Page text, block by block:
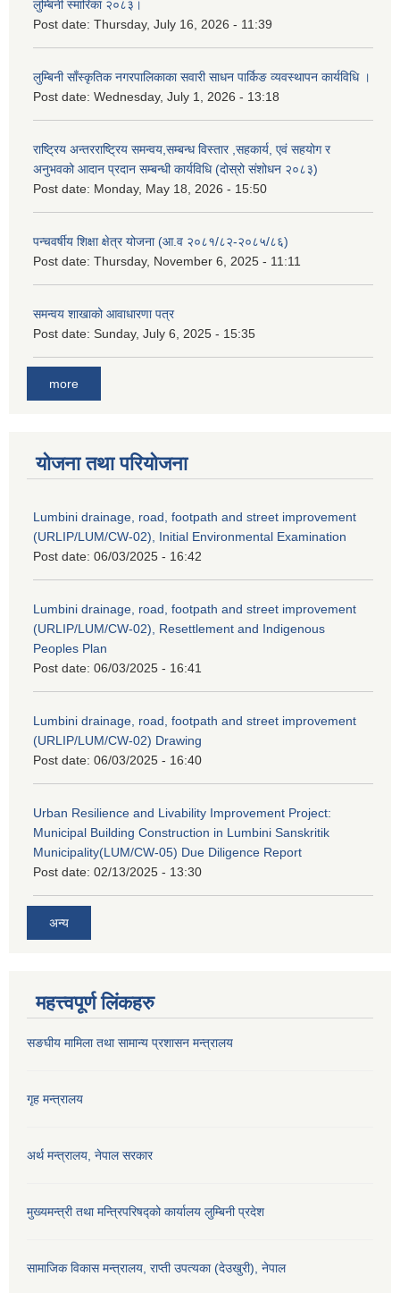
लुम्बिनी स्मारिका २०८३।
Post date: Thursday, July 16, 2026 - 11:39
लुम्बिनी साँस्कृतिक नगरपालिकाका सवारी साधन पार्किङ व्यवस्थापन कार्यविधि ।
Post date: Wednesday, July 1, 2026 - 13:18
राष्ट्रिय अन्तरराष्ट्रिय समन्वय,सम्बन्ध विस्तार ,सहकार्य, एवं सहयोग र
अनुभवको आदान प्रदान सम्बन्धी कार्यविधि (दोस्रो संशोधन २०८३)
Post date: Monday, May 18, 2026 - 15:50
पन्चवर्षीय शिक्षा क्षेत्र योजना (आ.व २०८१/८२-२०८५/८६)
Post date: Thursday, November 6, 2025 - 11:11
समन्वय शाखाको आवाधारणा पत्र
Post date: Sunday, July 6, 2025 - 15:35
more
योजना तथा परियोजना
Lumbini drainage, road, footpath and street improvement
(URLIP/LUM/CW-02), Initial Environmental Examination
Post date: 06/03/2025 - 16:42
Lumbini drainage, road, footpath and street improvement
(URLIP/LUM/CW-02), Resettlement and Indigenous
Peoples Plan
Post date: 06/03/2025 - 16:41
Lumbini drainage, road, footpath and street improvement
(URLIP/LUM/CW-02) Drawing
Post date: 06/03/2025 - 16:40
Urban Resilience and Livability Improvement Project:
Municipal Building Construction in Lumbini Sanskritik
Municipality(LUM/CW-05) Due Diligence Report
Post date: 02/13/2025 - 13:30
अन्य
महत्त्वपूर्ण लिंकहरु
सङघीय मामिला तथा सामान्य प्रशासन मन्‍त्रालय
गृह मन्त्रालय
अर्थ मन्त्रालय, नेपाल सरकार
मुख्यमन्त्री तथा मन्त्रिपरिषद्को कार्यालय लुम्बिनी प्रदेश
सामाजिक विकास मन्‍‍त्रालय, राप्ती उपत्यका (देउखुरी), नेपाल